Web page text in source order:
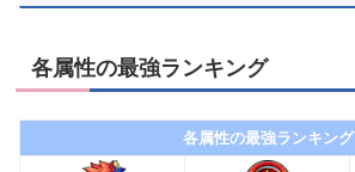
各属性の最強ランキング
各属性の最強ランキング